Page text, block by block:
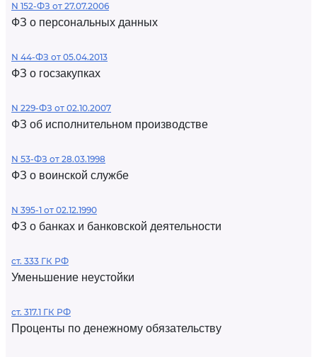
N 152-ФЗ от 27.07.2006
ФЗ о персональных данных
N 44-ФЗ от 05.04.2013
ФЗ о госзакупках
N 229-ФЗ от 02.10.2007
ФЗ об исполнительном производстве
N 53-ФЗ от 28.03.1998
ФЗ о воинской службе
N 395-1 от 02.12.1990
ФЗ о банках и банковской деятельности
ст. 333 ГК РФ
Уменьшение неустойки
ст. 317.1 ГК РФ
Проценты по денежному обязательству